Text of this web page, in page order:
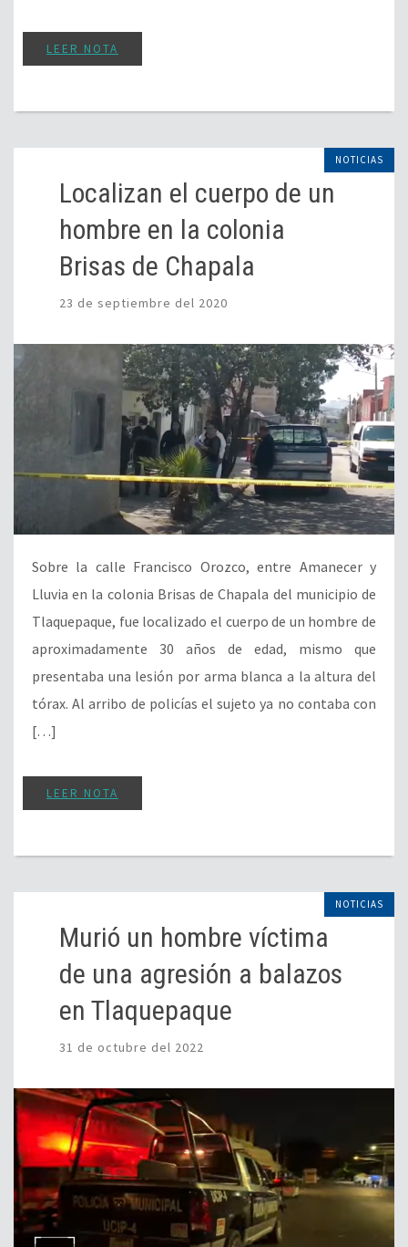
LEER NOTA
NOTICIAS
Localizan el cuerpo de un
hombre en la colonia
Brisas de Chapala
23 de septiembre del 2020
Sobre la calle Francisco Orozco, entre Amanecer y
Lluvia en la colonia Brisas de Chapala del municipio de
Tlaquepaque, fue localizado el cuerpo de un hombre de
aproximadamente 30 años de edad, mismo que
presentaba una lesión por arma blanca a la altura del
tórax. Al arribo de policías el sujeto ya no contaba con
[…]
LEER NOTA
NOTICIAS
Murió un hombre víctima
de una agresión a balazos
en Tlaquepaque
31 de octubre del 2022